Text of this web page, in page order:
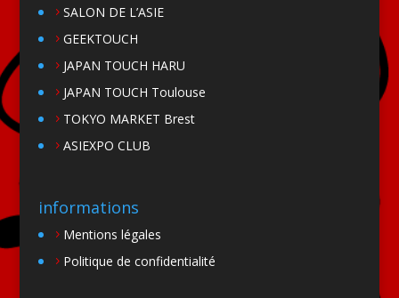
SALON DE L’ASIE
GEEKTOUCH
JAPAN TOUCH HARU
JAPAN TOUCH Toulouse
TOKYO MARKET Brest
ASIEXPO CLUB
informations
Mentions légales
Politique de confidentialité